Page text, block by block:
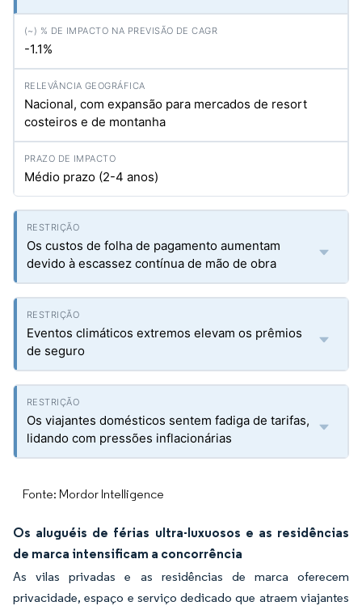
-1.1%
Nacional, com expansão para mercados de resort
costeiros e de montanha
Médio prazo (2-4 anos)
Os custos de folha de pagamento aumentam
devido à escassez contínua de mão de obra
Eventos climáticos extremos elevam os prêmios
de seguro
Os viajantes domésticos sentem fadiga de tarifas,
lidando com pressões inflacionárias
Fonte: Mordor Intelligence
Os aluguéis de férias ultra-luxuosos e as residências
de marca intensificam a concorrência
As vilas privadas e as residências de marca oferecem
privacidade, espaço e serviço dedicado que atraem viajantes